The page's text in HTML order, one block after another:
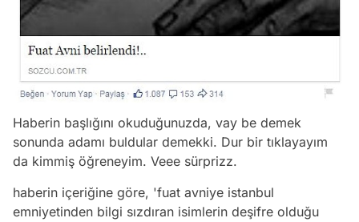
Haberin başlığını okuduğunuzda, vay be demek
sonunda adamı buldular demekki. Dur bir tıklayayım
da kimmiş öğreneyim. Veee sürprizz.
haberin içeriğine göre, 'fuat avniye istanbul
emniyetinden bilgi sızdıran isimlerin deşifre olduğu